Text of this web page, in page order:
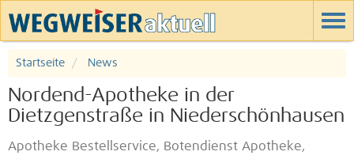
Startseite News
Nordend-Apotheke in der
Dietzgenstraße in Niederschönhausen
Apotheke Bestellservice, Botendienst Apotheke,